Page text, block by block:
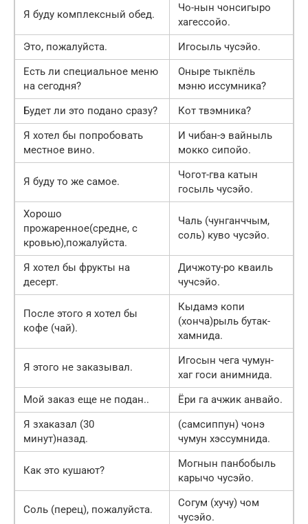
Я буду комплексный обед.
Чо-нын чонсигыро
хагессойо.
Это, пожалуйста.
Игосыль чусэйо.
Есть ли специальное меню
на сегодня?
Оныре тыкпёль
мэню иссумника?
Будет ли это подано сразу?
Кот твэмника?
Я хотел бы попробовать
местное вино.
И чибан-э вайныль
мокко сипойо.
Я буду то же самое.
Чогот-гва катын
госыль чусэйо.
Хорошо
прожаренное(средне, с
кровью),пожалуйста.
Чаль (чунганччым,
соль) куво чусэйо.
Я хотел бы фрукты на
десерт.
Дичжоту-ро кваиль
чучсэйо.
После этого я хотел бы
кофе (чай).
Кыдамэ копи
(хонча)рыль бутак-
хамнида.
Я этого не заказывал.
Игосын чега чумун-
хаг госи анимнида.
Мой заказ еще не подан..
Ёри га ачжик анвайо.
Я зхаказал (30
минут)назад.
(самсиппун) чонэ
чумун хэссумнида.
Как это кушают?
Могнын панбобыль
карычо чусэйо.
Соль (перец), пожалуйста.
Согум (хучу) чом
чусэйо.